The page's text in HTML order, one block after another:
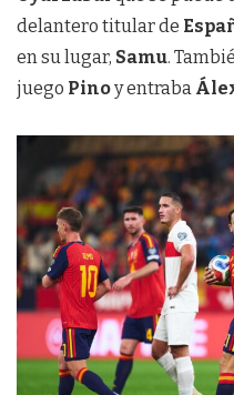
delantero titular de
en su lugar, Samu.
juego Pinoy entraba